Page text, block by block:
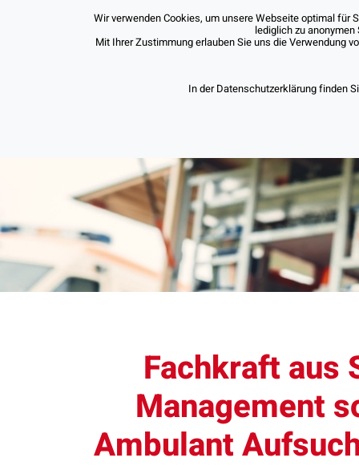
Fachkraft aus
Management
Ambulant
Wir verwenden Cookies, um unsere Webseite optimal für
lediglich zu
Mit Ihrer Zustimmung erlauben Sie uns die Verwendung
In der Datenschutzerklärung finden